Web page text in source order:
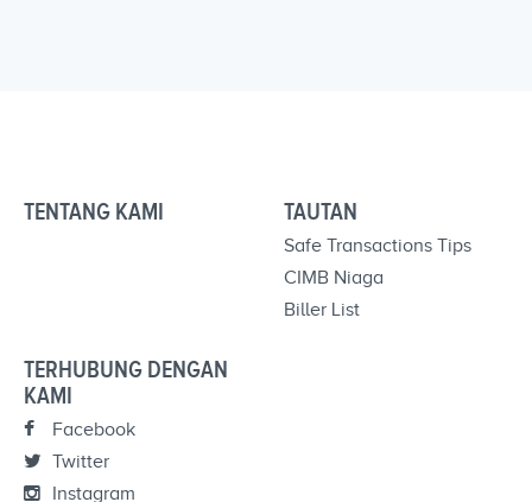
TENTANG KAMI TAUTAN
Safe Transactions Tips
CIMB Niaga
Biller List
TERHUBUNG DENGAN
KAMI
Facebook
Twitter
Instagram